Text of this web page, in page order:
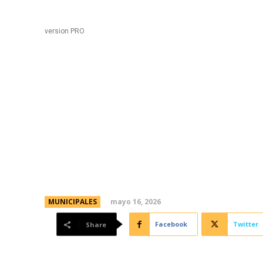
version PRO
MUNICIPALES mayo 16, 2026
Share Facebook Twitter